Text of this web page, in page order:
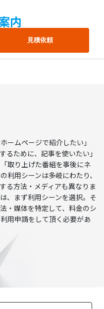
内
見積依頼
ームページで紹介したい」
るために、記事を使いたい」
取り上げた番組を事後にネ
利用シーンは多岐にわたり、
る方法・メディアも異なりま
、まず利用シーンを選択。そ
・媒体を特定して、料金のシ
用申請をして頂く必要があ